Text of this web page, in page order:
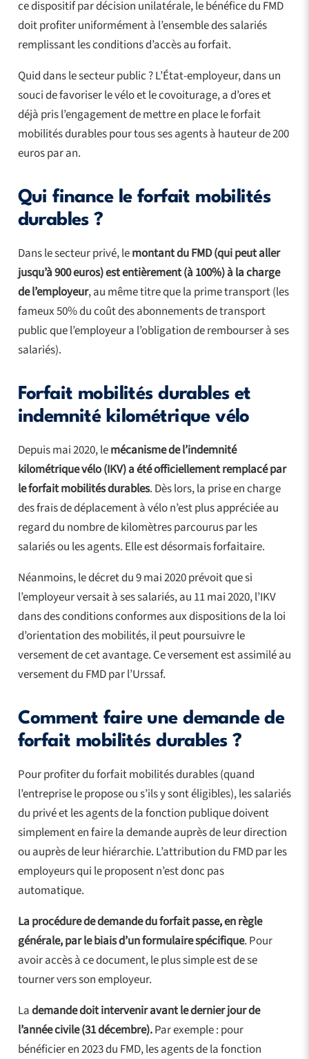
ce dispositif par décision unilatérale, le bénéfice du FMD
doit profiter uniformément à l’ensemble des salariés
remplissant les conditions d’accès au forfait.
Quid dans le secteur public ? L’État-employeur, dans un
souci de favoriser le vélo et le covoiturage, a d’ores et
déjà pris l’engagement de mettre en place le forfait
mobilités durables pour tous ses agents à hauteur de 200
euros par an.
Qui finance le forfait mobilités
durables ?
Dans le secteur privé, lemontant du FMD (qui peut aller
jusqu’à 900 euros) est entièrement (à 100%) à la charge
de l’employeur, au même titre que la prime transport (les
fameux 50% du coût des abonnements de transport
public que l’employeur a l’obligation de rembourser à ses
salariés).
Forfait mobilités durables et
indemnité kilométrique vélo
Depuis mai 2020, lemécanisme de l’indemnité
kilométrique vélo (IKV) a été officiellement remplacé par
le forfait mobilités durables. Dès lors, la prise en charge
des frais de déplacement à vélo n’est plus appréciée au
regard du nombre de kilomètres parcourus par les
salariés ou les agents. Elle est désormais forfaitaire.
Néanmoins, le décret du 9 mai 2020 prévoit que si
l’employeur versait à ses salariés, au 11 mai 2020, l’IKV
dans des conditions conformes aux dispositions de la loi
d’orientation des mobilités, il peut poursuivre le
versement de cet avantage. Ce versement est assimilé au
versement du FMD par l’Urssaf.
Comment faire une demande de
forfait mobilités durables ?
Pour profiter du forfait mobilités durables (quand
l’entreprise le propose ou s’ils y sont éligibles), les salariés
du privé et les agents de la fonction publique doivent
simplement en faire la demande auprès de leur direction
ou auprès de leur hiérarchie. L’attribution du FMD par les
employeurs qui le proposent n’est donc pas
automatique.
La procédure de demande du forfait passe, en règle
générale, par le biais d’un formulaire spécifique. Pour
avoir accès à ce document, le plus simple est de se
tourner vers son employeur.
Lademande doit intervenir avant le dernier jour de
l’année civile (31 décembre).Par exemple : pour
bénéficier en 2023 du FMD, les agents de la fonction